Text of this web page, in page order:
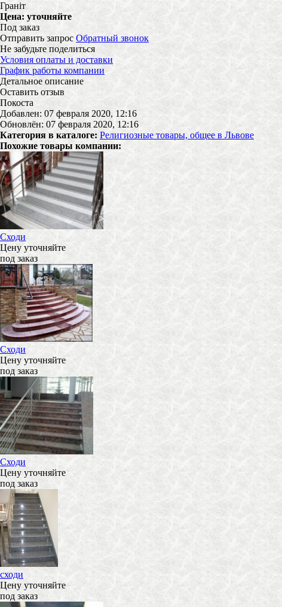
Граніт
Цена: уточняйте
Под заказ
Отправить запрос Обратный звонок
Не забудьте поделиться
Условия оплаты и доставки
График работы компании
Детальное описание
Оставить отзыв
Покоста
Добавлен: 07 февраля 2020, 12:16
Обновлён: 07 февраля 2020, 12:16
Категория в каталоге: Религиозные товары, общее в Львове
Похожие товары компании:
Сходи
Цену уточняйте
под заказ
Сходи
Цену уточняйте
под заказ
Сходи
Цену уточняйте
под заказ
сходи
Цену уточняйте
под заказ